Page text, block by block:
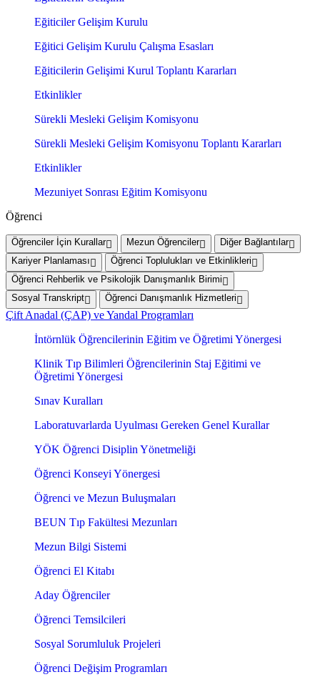
Eğiticiler Gelişim Kurulu
Eğitici Gelişim Kurulu Çalışma Esasları
Eğiticilerin Gelişimi Kurul Toplantı Kararları
Etkinlikler
Sürekli Mesleki Gelişim Komisyonu
Sürekli Mesleki Gelişim Komisyonu Toplantı Kararları
Etkinlikler
Mezuniyet Sonrası Eğitim Komisyonu
Öğrenci
Öğrenciler İçin Kurallar Mezun Öğrenciler
Diğer Bağlantılar
Kariyer Planlaması
Öğrenci Toplulukları ve Etkinlikleri
Öğrenci Rehberlik ve Psikolojik Danışmanlık Birimi
Sosyal Transkript
Öğrenci Danışmanlık Hizmetleri
Çift Anadal (ÇAP) ve Yandal Programları
İntörnlük Öğrencilerinin Eğitim ve Öğretimi Yönergesi
Klinik Tıp Bilimleri Öğrencilerinin Staj Eğitimi ve
Öğretimi Yönergesi
Sınav Kuralları
Laboratuvarlarda Uyulması Gereken Genel Kurallar
YÖK Öğrenci Disiplin Yönetmeliği
Öğrenci Konseyi Yönergesi
Öğrenci ve Mezun Buluşmaları
BEUN Tıp Fakültesi Mezunları
Mezun Bilgi Sistemi
Öğrenci El Kitabı
Aday Öğrenciler
Öğrenci Temsilcileri
Sosyal Sorumluluk Projeleri
Öğrenci Değişim Programları